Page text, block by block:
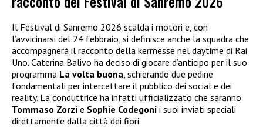
Il Festival di Sanremo 2026 scalda i motori e, con
l’avvicinarsi del 24 febbraio, si definisce anche la squadra che
accompagnerà il racconto della kermesse nel daytime di Rai
Uno. Caterina Balivo ha deciso di giocare d’anticipo per il suo
programma La volta buona, schierando due pedine
fondamentali per intercettare il pubblico dei social e dei
reality. La conduttrice ha infatti ufficializzato che saranno
Tommaso Zorzi e Sophie Codegoni i suoi inviati speciali
direttamente dalla città dei fiori.